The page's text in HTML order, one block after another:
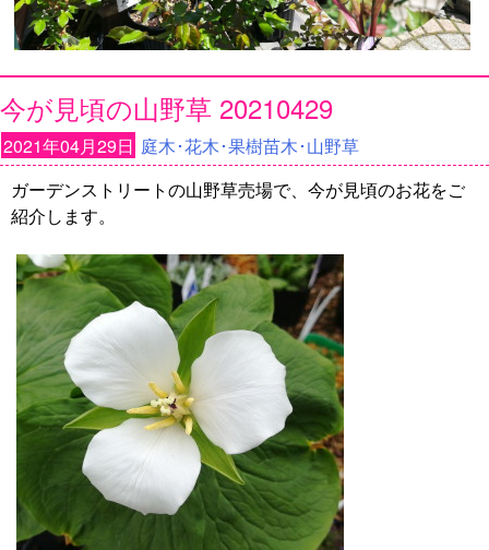
今が見頃の山野草 20210429
2021年04月29日 庭木･花木･果樹苗木･山野草
ガーデンストリートの山野草売場で、今が見頃のお花をご
紹介します。